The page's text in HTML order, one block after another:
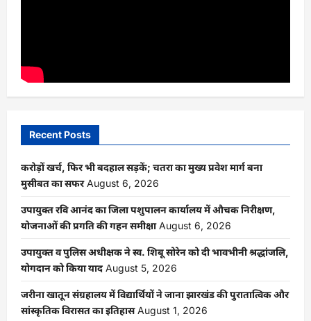
Recent Posts
करोड़ों खर्च, फिर भी बदहाल सड़कें; चतरा का मुख्य प्रवेश मार्ग बना
मुसीबत का सफर August 6, 2026
उपायुक्त रवि आनंद का जिला पशुपालन कार्यालय में औचक निरीक्षण,
योजनाओं की प्रगति की गहन समीक्षा August 6, 2026
उपायुक्त व पुलिस अधीक्षक ने स्व. शिबू सोरेन को दी भावभीनी श्रद्धांजलि,
योगदान को किया याद August 5, 2026
जरीना खातून संग्रहालय में विद्यार्थियों ने जाना झारखंड की पुरातात्विक और
सांस्कृतिक विरासत का इतिहास August 1, 2026